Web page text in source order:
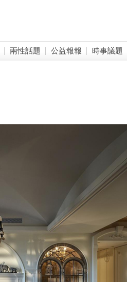
兩性話題 公益報報 時事議題